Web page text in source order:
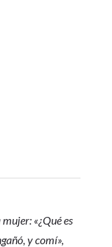
«¿Qué es
y comí»,